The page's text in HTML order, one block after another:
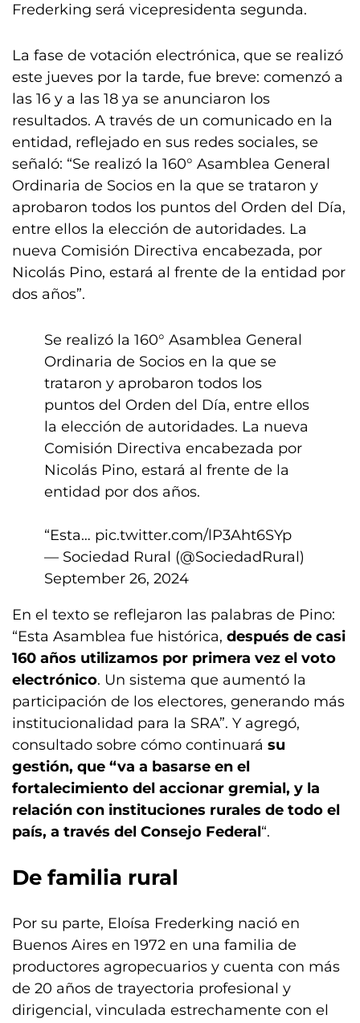
Frederking será vicepresidenta segunda.
La fase de votación electrónica, que se realizó
este jueves por la tarde, fue breve: comenzó a
las 16 y a las 18 ya se anunciaron los
resultados. A través de un comunicado en la
entidad, reflejado en sus redes sociales, se
señaló: “Se realizó la 160° Asamblea General
Ordinaria de Socios en la que se trataron y
aprobaron todos los puntos del Orden del Día,
entre ellos la elección de autoridades. La
nueva Comisión Directiva encabezada, por
Nicolás Pino, estará al frente de la entidad por
dos años”.
Se realizó la 160° Asamblea General
Ordinaria de Socios en la que se
trataron y aprobaron todos los
puntos del Orden del Día, entre ellos
la elección de autoridades. La nueva
Comisión Directiva encabezada por
Nicolás Pino, estará al frente de la
entidad por dos años.
“Esta… pic.twitter.com/lP3Aht6SYp
— Sociedad Rural (@SociedadRural)
September 26, 2024
En el texto se reflejaron las palabras de Pino:
“Esta Asamblea fue histórica, después de casi
160 años utilizamos por primera vez el voto
electrónico. Un sistema que aumentó la
participación de los electores, generando más
institucionalidad para la SRA”. Y agregó,
consultado sobre cómo continuará su
gestión, que “va a basarse en el
fortalecimiento del accionar gremial, y la
relación con instituciones rurales de todo el
país, a través del Consejo Federal“.
De familia rural
Por su parte, Eloísa Frederking nació en
Buenos Aires en 1972 en una familia de
productores agropecuarios y cuenta con más
de 20 años de trayectoria profesional y
dirigencial, vinculada estrechamente con el